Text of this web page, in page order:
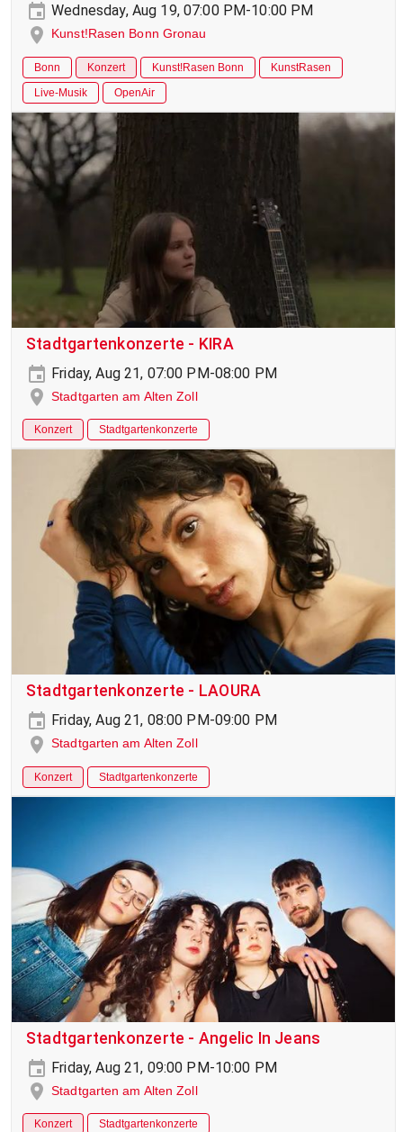
Wednesday, Aug 19, 07:00 PM-10:00 PM
Kunst!Rasen Bonn Gronau
Bonn Konzert Kunst!Rasen Bonn
KunstRasen
Live-Musik
OpenAir
Stadtgartenkonzerte - KIRA
Friday, Aug 21, 07:00 PM-08:00 PM
Stadtgarten am Alten Zoll
Konzert Stadtgartenkonzerte
Stadtgartenkonzerte - LAOURA
Friday, Aug 21, 08:00 PM-09:00 PM
Stadtgarten am Alten Zoll
Konzert Stadtgartenkonzerte
Stadtgartenkonzerte - Angelic In Jeans
Friday, Aug 21, 09:00 PM-10:00 PM
Stadtgarten am Alten Zoll
Konzert Stadtgartenkonzerte